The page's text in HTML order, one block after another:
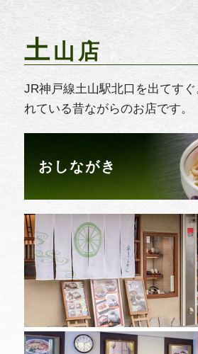
土山店
JR神戸線土山駅北口を出てす
れている昔ながらのお店です。
おしながき